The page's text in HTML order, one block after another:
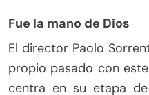
Fue la mano de Dios
El director Paolo
propio pasado con
centra en su etapa